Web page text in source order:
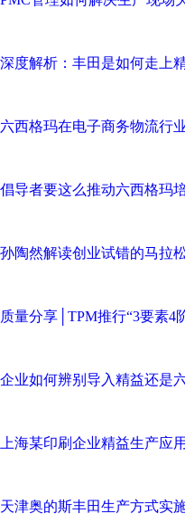
深度解析：丰田是如何走上
六西格玛在电子商务物流行
倡导者要这么推动六西格玛
孙陶然解读创业试错的马拉
质量分享│TPM推行“3要素4
企业如何辨别导入精益还是
上海某印刷企业精益生产应
天津奥的斯丰田生产方式实